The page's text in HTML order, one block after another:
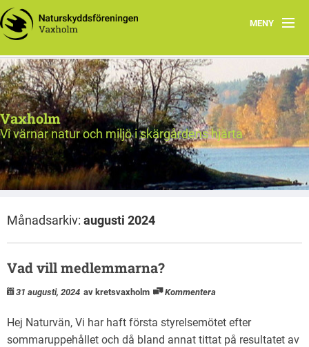
MENY
Välkommen!
Nyheter
Verksamhet
Natur & miljö
Om oss
Vaxholm
Vi värnar natur och miljö i skärgårdens hjärta
Månadsarkiv: augusti 2024
Vad vill medlemmarna?
31 augusti, 2024 av kretsvaxholm Kommentera
Hej Naturvän, Vi har haft första styrelsemötet efter
sommaruppehållet och då bland annat tittat på resultatet av